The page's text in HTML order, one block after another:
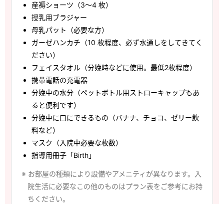
産褥ショーツ（3～4 枚）
授乳用ブラジャー
母乳パット（必要な方）
ガーゼハンカチ（10 枚程度、必ず水通しをしてきてく
ださい）
フェイスタオル（分娩時などに使用。最低2枚程度）
携帯電話の充電器
分娩中の水分（ペットボトル用ストローキャップもあ
ると便利です）
分娩中に口にできるもの（バナナ、チョコ、ゼリー飲
料など）
マスク（入院中必要な枚数）
指導用冊子「Birth」
※ お部屋の種類により設備やアメニティが異なります。入
院生活に必要なこの他のものはプラン表をご参考にお持
ちください。